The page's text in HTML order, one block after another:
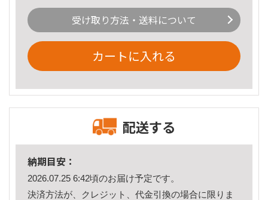
受け取り方法・送料について
カートに入れる
配送する
納期目安：
2026.07.25 6:42頃のお届け予定です。
決済方法が、クレジット、代金引換の場合に限りま